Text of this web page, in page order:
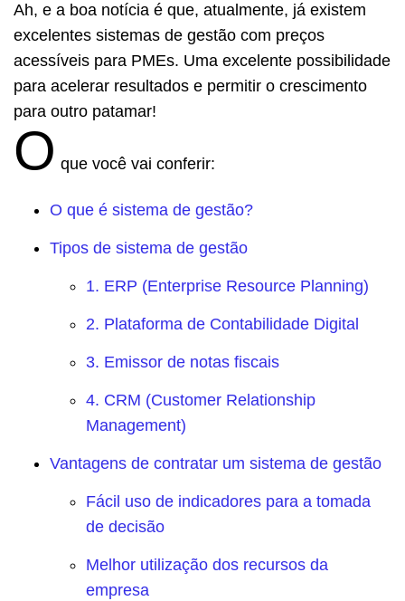
Ah, e a boa notícia é que, atualmente, já existem
excelentes sistemas de gestão com preços
acessíveis para PMEs. Uma excelente possibilidade
para acelerar resultados e permitir o crescimento
para outro patamar!
O que você vai conferir:
O que é sistema de gestão?
Tipos de sistema de gestão
1. ERP (Enterprise Resource Planning)
2. Plataforma de Contabilidade Digital
3. Emissor de notas fiscais
4. CRM (Customer Relationship
Management)
Vantagens de contratar um sistema de gestão
Fácil uso de indicadores para a tomada
de decisão
Melhor utilização dos recursos da
empresa